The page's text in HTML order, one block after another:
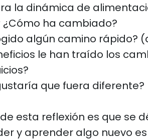
la dinámica de
¿Cómo ha cambiado?
algún camino rápido?
le han traído los
que fuera diferente?
esta reflexión es que se
y aprender algo nuevo